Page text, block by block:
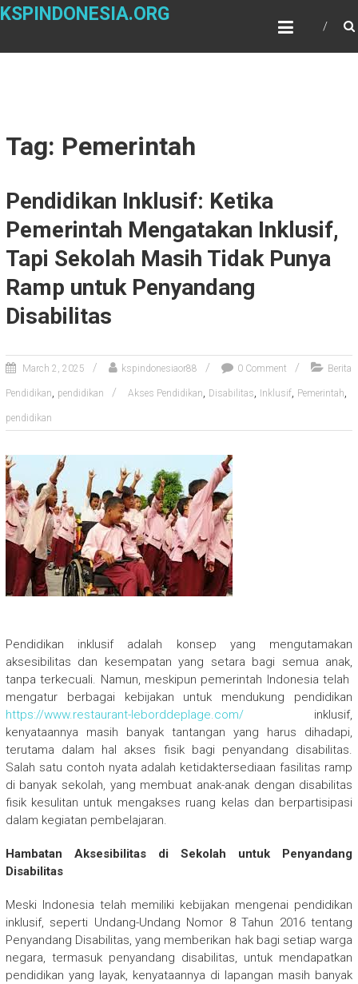
Skip
KSPINDONESIA.ORG
Tag: Pemerintah
Pendidikan Inklusif: Ketika
Pemerintah Mengatakan Inklusif,
Tapi Sekolah Masih Tidak Punya
Ramp untuk Penyandang
Disabilitas
March 2, 2025 kspindonesiaor88 0 Comment Berita
Pendidikan, pendidikan Akses Pendidikan, Disabilitas, Inklusif, Pemerintah,
pendidikan
Pendidikan inklusif adalah konsep yang mengutamakan
aksesibilitas dan kesempatan yang setara bagi semua anak,
tanpa terkecuali. Namun, meskipun pemerintah Indonesia telah
mengatur berbagai kebijakan untuk mendukung pendidikan
https://www.restaurant-leborddeplage.com/inklusif,
kenyataannya masih banyak tantangan yang harus dihadapi,
terutama dalam hal akses fisik bagi penyandang disabilitas.
Salah satu contoh nyata adalah ketidaktersediaan fasilitas ramp
di banyak sekolah, yang membuat anak-anak dengan disabilitas
fisik kesulitan untuk mengakses ruang kelas dan berpartisipasi
dalam kegiatan pembelajaran.
Hambatan Aksesibilitas di Sekolah untuk Penyandang
Disabilitas
Meski Indonesia telah memiliki kebijakan mengenai pendidikan
inklusif, seperti Undang-Undang Nomor 8 Tahun 2016 tentang
Penyandang Disabilitas, yang memberikan hak bagi setiap warga
negara, termasuk penyandang disabilitas, untuk mendapatkan
pendidikan yang layak, kenyataannya di lapangan masih banyak